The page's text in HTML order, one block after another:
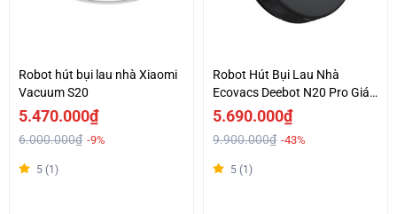
Robot hút bụi lau nhà Xiaomi
Vacuum S20
5.470.000₫
6.000.000₫ -9%
5 (1)
Robot Hút Bụi Lau Nhà
Ecovacs Deebot N20 Pro Giá
Tốt
5.690.000₫
9.900.000₫ -43%
5 (1)